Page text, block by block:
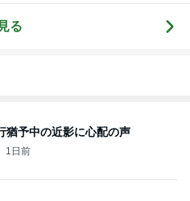
る
猶予中の近影に心配の声
1日前